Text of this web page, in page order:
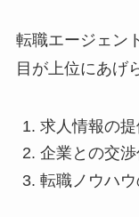
転職エージェン
目が上位にあげ
求人情報の
企業との交
転職ノウハ